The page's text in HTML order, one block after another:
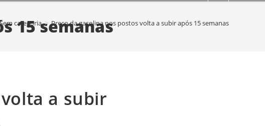
15 semanas
Sem categoria > Preço da gasolina nos postos volta a subir após 15 semanas
a subir